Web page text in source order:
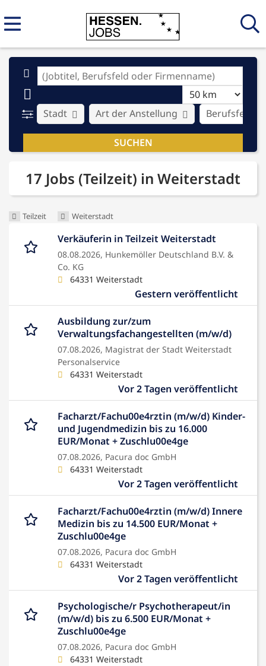
Stadt Art der Anstellung Berufsfeld
17 Jobs (Teilzeit) in Weiterstadt
Teilzeit Weiterstadt
Verkäuferin in Teilzeit Weiterstadt
08.08.2026, Hunkemöller Deutschland B.V. &
Co. KG
64331 Weiterstadt
Gestern veröffentlicht
Ausbildung zur/zum
Verwaltungsfachangestellten (m/w/d)
07.08.2026, Magistrat der Stadt Weiterstadt
Personalservice
64331 Weiterstadt
Vor 2 Tagen veröffentlicht
Facharzt/Fachu00e4rztin (m/w/d) Kinder-
und Jugendmedizin bis zu 16.000
EUR/Monat + Zuschlu00e4ge
07.08.2026, Pacura doc GmbH
64331 Weiterstadt
Vor 2 Tagen veröffentlicht
Facharzt/Fachu00e4rztin (m/w/d) Innere
Medizin bis zu 14.500 EUR/Monat +
Zuschlu00e4ge
07.08.2026, Pacura doc GmbH
64331 Weiterstadt
Vor 2 Tagen veröffentlicht
Psychologische/r Psychotherapeut/in
(m/w/d) bis zu 6.500 EUR/Monat +
Zuschlu00e4ge
07.08.2026, Pacura doc GmbH
64331 Weiterstadt